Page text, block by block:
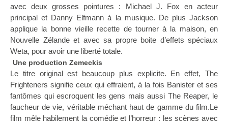
avec deux grosses pointures : Michael J. Fox en acteur
principal et Danny Elfmann à la musique. De plus Jackson
applique la bonne vieille recette de tourner à la maison, en
Nouvelle Zélande et avec sa propre boite d’effets spéciaux
Weta, pour avoir une liberté totale.
Une production Zemeckis
Le titre original est beaucoup plus explicite. En effet, The
Frighteners signifie ceux qui effraient, à la fois Banister et ses
fantômes qui escroquent les gens mais aussi The Reaper, le
faucheur de vie, véritable méchant haut de gamme du film.Le
film mêle habilement la comédie et l’horreur : les scènes avec